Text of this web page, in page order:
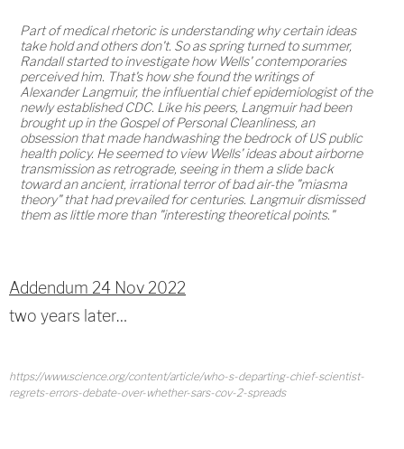
Part of medical rhetoric is understanding why certain ideas
take hold and others don't. So as spring turned to summer,
Randall started to investigate how Wells' contemporaries
perceived him. That's how she found the writings of
Alexander Langmuir, the influential chief epidemiologist of the
newly established CDC. Like his peers, Langmuir had been
brought up in the Gospel of Personal Cleanliness, an
obsession that made handwashing the bedrock of US public
health policy. He seemed to view Wells' ideas about airborne
transmission as retrograde, seeing in them a slide back
toward an ancient, irrational terror of bad air-the "miasma
theory" that had prevailed for centuries. Langmuir dismissed
them as little more than "interesting theoretical points."
Addendum 24 Nov 2022
two years later…
https://www.science.org/content/article/who-s-departing-chief-scientist-
regrets-errors-debate-over-whether-sars-cov-2-spreads